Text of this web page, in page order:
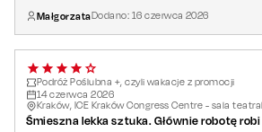
Tekst sztuki:
Reżyseria:Tomasz Drabek
MałgorzataDodano: 16 czerwca 2026
Podróż Poślubna +, czyli wakacje z promocji
14czerwca 2026
Kraków, ICE Kraków Congress Centre - sala
Śmieszna lekka sztuka. Głównie robotę